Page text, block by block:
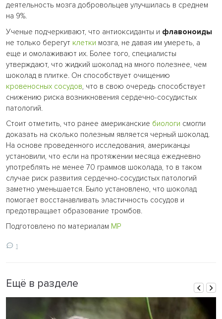
деятельность мозга добровольцев улучшилась в среднем
на 9%.
Ученые подчеркивают, что антиоксиданты и флавоноиды
не только берегут клетки мозга, не давая им умереть, а
еще и омолаживают их. Более того, специалисты
утверждают, что жидкий шоколад на много полезнее, чем
шоколад в плитке. Он способствует очищению
кровеносных сосудов, что в свою очередь способствует
снижению риска возникновения сердечно-сосудистых
патологий.
Стоит отметить, что ранее американские биологи смогли
доказать на сколько полезным является черный шоколад.
На основе проведенного исследования, американцы
установили, что если на протяжении месяца ежедневно
употреблять не менее 70 граммов шоколада, то в таком
случае риск развития сердечно-сосудистых патологий
заметно уменьшается. Было установлено, что шоколад
помогает восстанавливать эластичность сосудов и
предотвращает образование тромбов.
Подготовлено по материалам МР
1
Ещё в разделе